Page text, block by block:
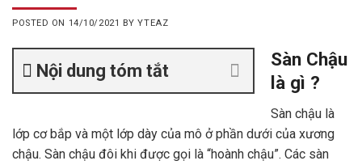
POSTED ON 14/10/2021 BYYTEAZ
Nội dung tóm tắt
Sàn Chậu
là gì ?
Sàn chậu là
lớp cơ bắp và một lớp dày của mô ở phần dưới của xương
chậu. Sàn chậu đôi khi được gọi là “hoành chậu”. Các sàn